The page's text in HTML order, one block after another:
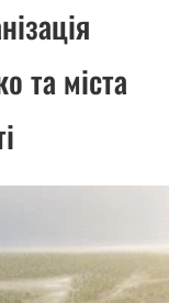
s
e
a
g
u
та міста